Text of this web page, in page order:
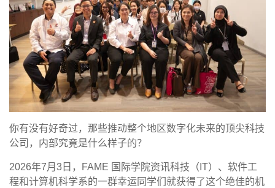
你有没有好奇过，那些推动整个地区数字化未来的顶尖科技
公司，内部究竟是什么样子的？
2026年7月3日，FAME 国际学院资讯科技（IT）、软件工
程和计算机科学系的一群幸运同学们就获得了这个绝佳的机